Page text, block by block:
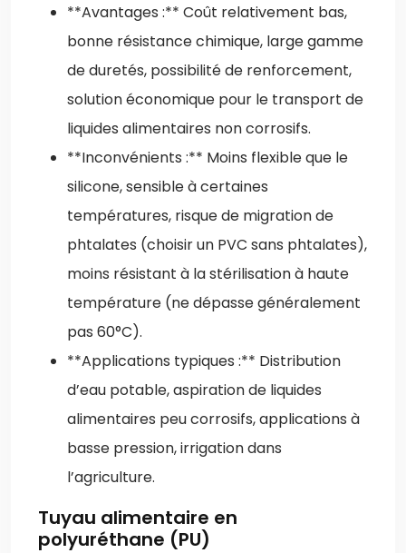
**Avantages :** Coût relativement bas,
bonne résistance chimique, large gamme
de duretés, possibilité de renforcement,
solution économique pour le transport de
liquides alimentaires non corrosifs.
**Inconvénients :** Moins flexible que le
silicone, sensible à certaines
températures, risque de migration de
phtalates (choisir un PVC sans phtalates),
moins résistant à la stérilisation à haute
température (ne dépasse généralement
pas 60°C).
**Applications typiques :** Distribution
d’eau potable, aspiration de liquides
alimentaires peu corrosifs, applications à
basse pression, irrigation dans
l’agriculture.
Tuyau alimentaire en
polyuréthane (PU)